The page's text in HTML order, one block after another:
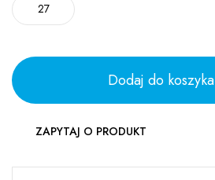
27
Dodaj do koszyka
ZAPYTAJ O PRODUKT